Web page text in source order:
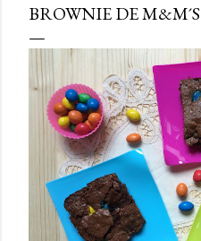
BROWNIE DE M&M´S